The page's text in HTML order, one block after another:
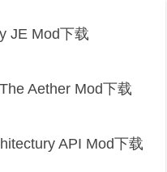
JE Mod下载
Aether Mod下载
API Mod下载